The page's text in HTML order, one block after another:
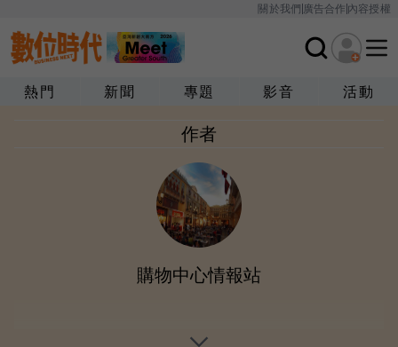
關於我們廣告合作內容授權
熱門 新聞 專題 影音 活動
作者
購物中心情報站